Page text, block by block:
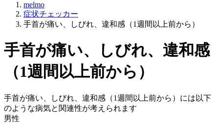
melmo
症状チェッカー
手首が痛い、しびれ、違和感（1週間以上前から）
手首が痛い、しびれ、違和感
（1週間以上前から）
手首が痛い、しびれ、違和感（1週間以上前から） には以下
のような病気と関連性が考えられます
男性